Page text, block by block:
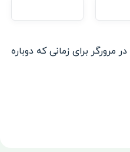
مرورگر برای زمانی که دوباره